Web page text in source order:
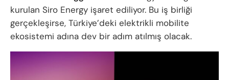
kurulan Siro Energy işaret ediliyor. Bu iş birliği
gerçekleşirse, Türkiye’deki elektrikli mobilite
ekosistemi adına dev bir adım atılmış olacak.